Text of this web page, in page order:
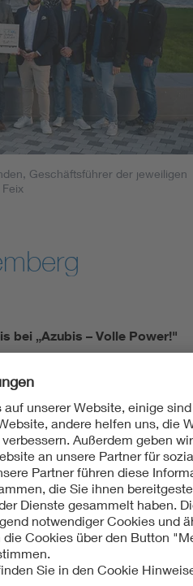
Geschäftsführer der jeweiligen
bei „Azubis – Volle Power!"
am
die besten
die DVGW-
Nachwuchsprojekten bei
mit einem
in